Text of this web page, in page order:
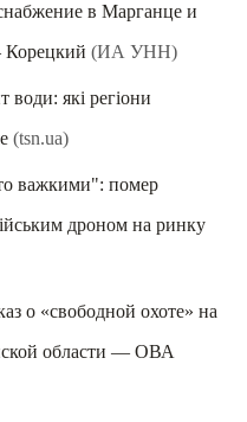
в Марганце и
(ИА УНН)
води: які регіони
(tsn.ua)
важкими": помер
дроном на ринку
о «свободной охоте» на
области — ОВА